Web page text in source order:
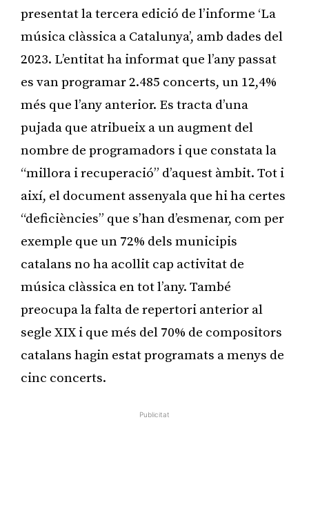
presentat la tercera edició de l’informe ‘La
música clàssica a Catalunya’, amb dades del
2023. L’entitat ha informat que l’any passat
es van programar 2.485 concerts, un 12,4%
més que l’any anterior. Es tracta d’una
pujada que atribueix a un augment del
nombre de programadors i que constata la
“millora i recuperació” d’aquest àmbit. Tot i
així, el document assenyala que hi ha certes
“deficiències” que s’han d’esmenar, com per
exemple que un 72% dels municipis
catalans no ha acollit cap activitat de
música clàssica en tot l’any. També
preocupa la falta de repertori anterior al
segle XIX i que més del 70% de compositors
catalans hagin estat programats a menys de
cinc concerts.
Publicitat